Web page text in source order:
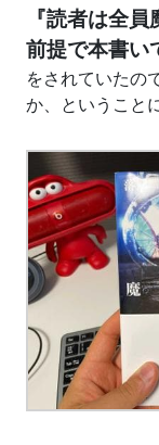
『読者は全
前提で本書い
をされていたの
か、ということ